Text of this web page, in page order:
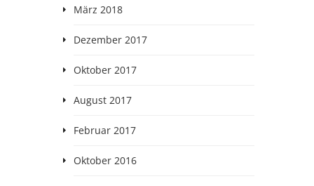
März 2018
Dezember 2017
Oktober 2017
August 2017
Februar 2017
Oktober 2016